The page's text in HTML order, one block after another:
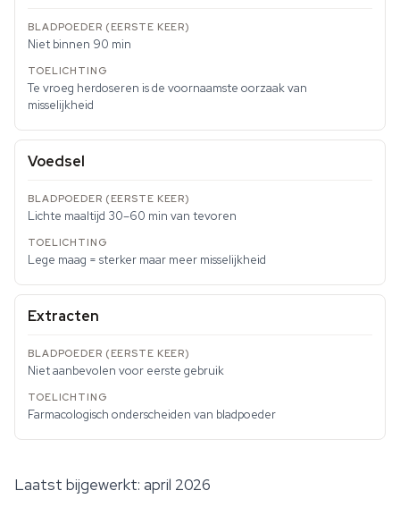
Niet binnen 90 min
Te vroeg herdoseren is de voornaamste oorzaak van
misselijkheid
Voedsel
Lichte maaltijd 30–60 min van tevoren
Lege maag = sterker maar meer misselijkheid
Extracten
Niet aanbevolen voor eerste gebruik
Farmacologisch onderscheiden van bladpoeder
Laatst bijgewerkt: april 2026